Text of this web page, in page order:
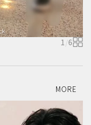
1 /6
MORE